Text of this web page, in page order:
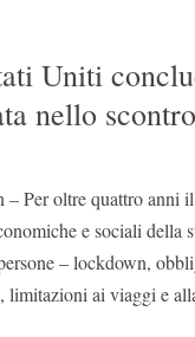
Uniti
nello
– Per oltre quattro anni
e sociali della
– lockdown,
limitazioni ai viaggi e